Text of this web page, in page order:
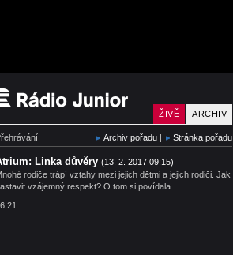
ARCHIV
ŽIVĚ
Archiv pořadu | Stránka pořadu
Linka důvěry (13. 2. 2017 09:15)
rodiče trápí vztahy mezi jejich dětmi a jejich rodiči. Jak
vzájemný respekt? O tom si povídala…